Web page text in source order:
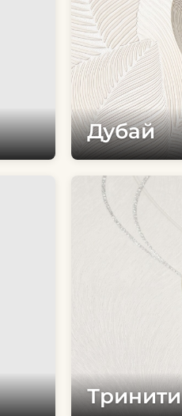
Дубай
Тринити